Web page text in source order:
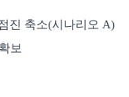
진 축소(시나리오 A)
보